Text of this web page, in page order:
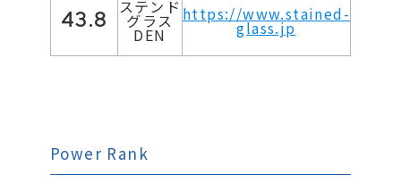
43.8
ステンド
グラス
DEN
https://www.stained-
glass.jp
Power Rank